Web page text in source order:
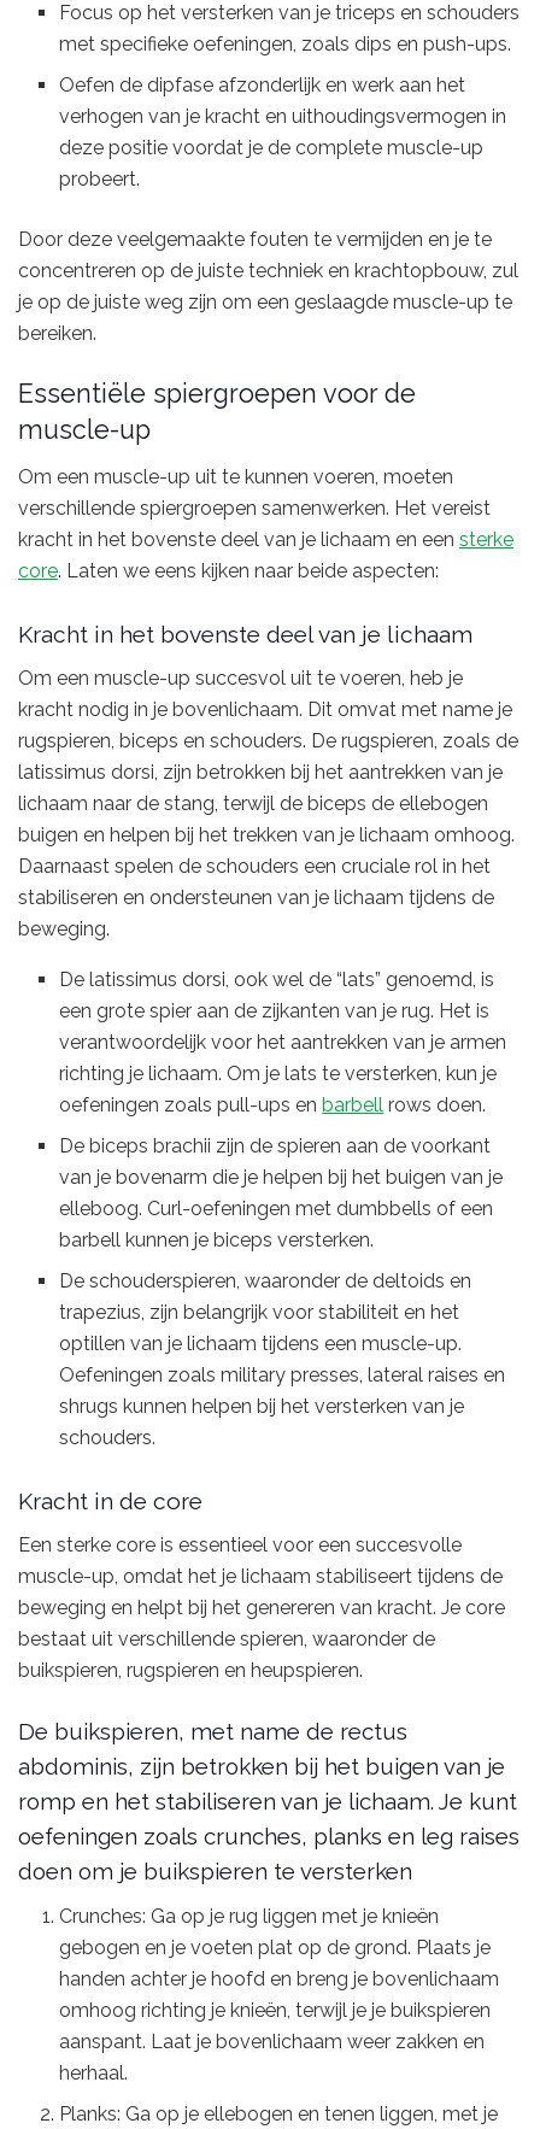
Focus op het versterken van je triceps en schouders
met specifieke oefeningen, zoals dips en push-ups.
Oefen de dipfase afzonderlijk en werk aan het
verhogen van je kracht en uithoudingsvermogen in
deze positie voordat je de complete muscle-up
probeert.
Door deze veelgemaakte fouten te vermijden en je te
concentreren op de juiste techniek en krachtopbouw, zul
je op de juiste weg zijn om een geslaagde muscle-up te
bereiken.
Essentiële spiergroepen voor de
muscle-up
Om een muscle-up uit te kunnen voeren, moeten
verschillende spiergroepen samenwerken. Het vereist
kracht in het bovenste deel van je lichaam en een sterke
core. Laten we eens kijken naar beide aspecten:
Kracht in het bovenste deel van je lichaam
Om een muscle-up succesvol uit te voeren, heb je
kracht nodig in je bovenlichaam. Dit omvat met name je
rugspieren, biceps en schouders. De rugspieren, zoals de
latissimus dorsi, zijn betrokken bij het aantrekken van je
lichaam naar de stang, terwijl de biceps de ellebogen
buigen en helpen bij het trekken van je lichaam omhoog.
Daarnaast spelen de schouders een cruciale rol in het
stabiliseren en ondersteunen van je lichaam tijdens de
beweging.
De latissimus dorsi, ook wel de “lats” genoemd, is
een grote spier aan de zijkanten van je rug. Het is
verantwoordelijk voor het aantrekken van je armen
richting je lichaam. Om je lats te versterken, kun je
oefeningen zoals pull-ups enbarbell rows doen.
De biceps brachii zijn de spieren aan de voorkant
van je bovenarm die je helpen bij het buigen van je
elleboog. Curl-oefeningen met dumbbells of een
barbell kunnen je biceps versterken.
De schouderspieren, waaronder de deltoids en
trapezius, zijn belangrijk voor stabiliteit en het
optillen van je lichaam tijdens een muscle-up.
Oefeningen zoals military presses, lateral raises en
shrugs kunnen helpen bij het versterken van je
schouders.
Kracht in de core
Een sterke core is essentieel voor een succesvolle
muscle-up, omdat het je lichaam stabiliseert tijdens de
beweging en helpt bij het genereren van kracht. Je core
bestaat uit verschillende spieren, waaronder de
buikspieren, rugspieren en heupspieren.
De buikspieren, met name de rectus
abdominis, zijn betrokken bij het buigen van je
romp en het stabiliseren van je lichaam. Je kunt
oefeningen zoals crunches, planks en leg raises
doen om je buikspieren te versterken
Crunches: Ga op je rug liggen met je knieën
gebogen en je voeten plat op de grond. Plaats je
handen achter je hoofd en breng je bovenlichaam
omhoog richting je knieën, terwijl je je buikspieren
aanspant. Laat je bovenlichaam weer zakken en
herhaal.
Planks: Ga op je ellebogen en tenen liggen, met je